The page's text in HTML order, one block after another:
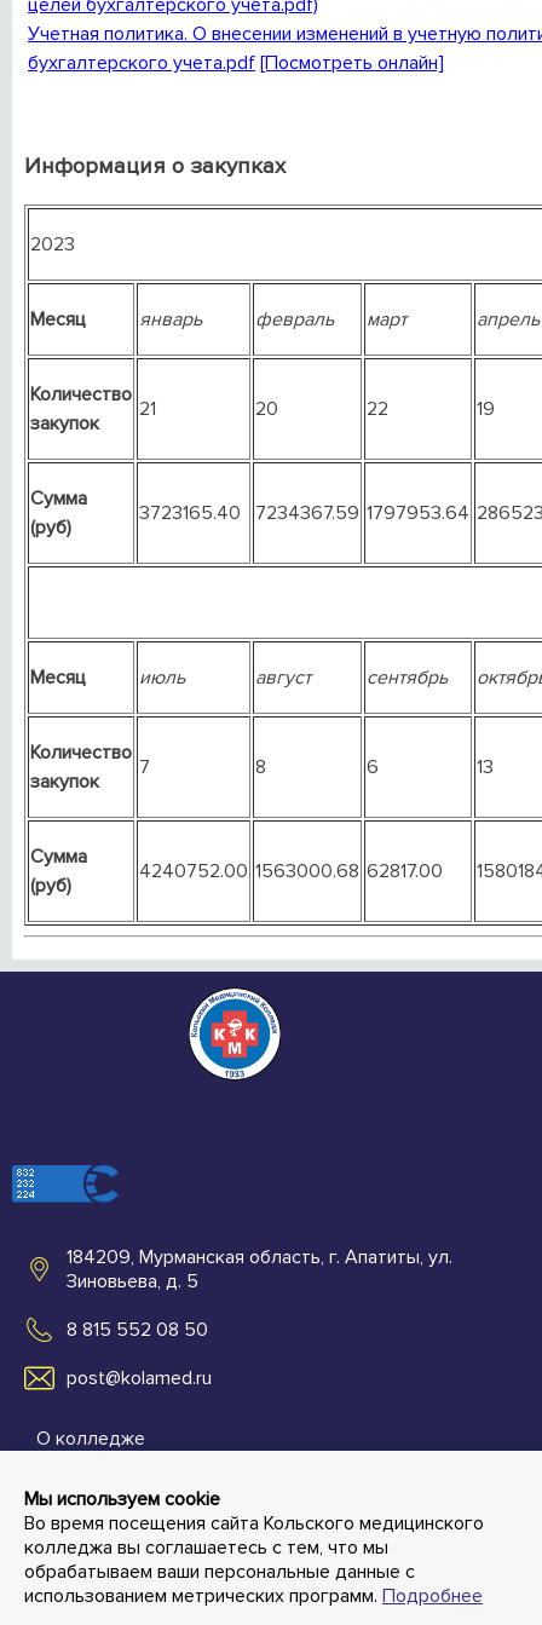
Учетная политика. О внесении изменений в учетную
бухгалтерского учета.pdf [Посмотреть онлайн]
Информация о закупках
2023
Месяц январь февраль март апрель
Количество
закупок
21 20 22 19
Сумма
(руб)
3723165.40 7234367.59 1797953.64
Месяц июль август сентябрь
Количество
закупок
7 8 6 13
Сумма
(руб)
4240752.00 1563000.68 62817.00
Мы используем cookie
Во время посещения сайта Кольского медицинского
колледжа вы соглашаетесь с тем, что мы
обрабатываем ваши персональные данные с
использованием метрических программ. Подробнее
184209, Мурманская область, г. Апатиты, ул.
Зиновьева, д. 5
8 815 552 08 50
post@kolamed.ru
О колледже
Абитуриентам
Студенту и преподавателю
Контакты